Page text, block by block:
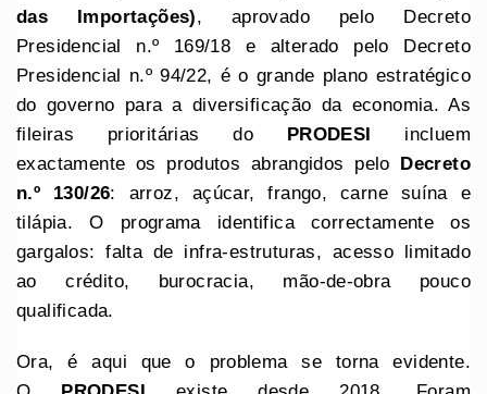
das Importações), aprovado pelo Decreto
Presidencial n.º 169/18 e alterado pelo Decreto
Presidencial n.º 94/22, é o grande plano estratégico
do governo para a diversificação da economia. As
fileiras prioritárias do
PRODESI
incluem
exactamente os produtos abrangidos pelo
Decreto
n.º 130/26: arroz, açúcar, frango, carne suína e
tilápia. O programa identifica correctamente os
gargalos: falta de infra-estruturas, acesso limitado
ao crédito, burocracia, mão-de-obra pouco
qualificada.
Ora, é aqui que o problema se torna evidente.